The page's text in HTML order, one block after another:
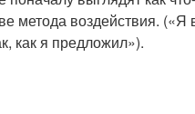
метода воздействия.
как я предложил»).